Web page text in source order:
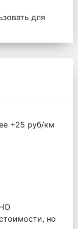
для
+25 руб/км
но